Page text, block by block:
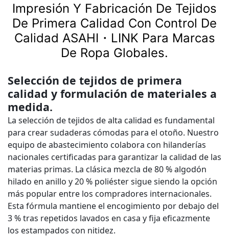
Impresión Y Fabricación De Tejidos
De Primera Calidad Con Control De
Calidad ASAHI・LINK Para Marcas
De Ropa Globales.
Selección de tejidos de primera
calidad y formulación de materiales a
medida.
La selección de tejidos de alta calidad es fundamental
para crear sudaderas cómodas para el otoño. Nuestro
equipo de abastecimiento colabora con hilanderías
nacionales certificadas para garantizar la calidad de las
materias primas. La clásica mezcla de 80 % algodón
hilado en anillo y 20 % poliéster sigue siendo la opción
más popular entre los compradores internacionales.
Esta fórmula mantiene el encogimiento por debajo del
3 % tras repetidos lavados en casa y fija eficazmente
los estampados con nitidez.